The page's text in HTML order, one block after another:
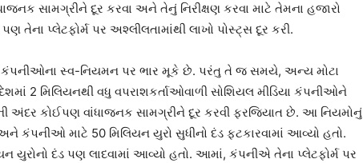
સામગ્રીને દૂર કરવા અને તેનું નિરીક્ષણ કરવા માટે તેમના હજારો
તેના પ્લેટફોર્મ પર અશ્લીલતામાંથી લાખો પોસ્ટ્સ દૂર કરી.
કંપનીઓના સ્વ-નિયમન પર ભાર મૂકે છે. પરંતુ તે જ સમયે, અન્ય મોટા
2 મિલિયનથી વધુ વપરાશકર્તાઓવાળી સોશિયલ મીડિયા કંપનીઓને
અંદર કોઈપણ વાંધાજનક સામગ્રીને દૂર કરવી ફરજિયાત છે. આ નિયમોનું
કંપનીઓ માટે 50 મિલિયન યુરો સુધીનો દંડ ફટકારવામાં આવ્યો હતો.
દંડ પણ લાદવામાં આવ્યો હતો. આમાં, કંપનીએ તેના પ્લેટફોર્મ પર